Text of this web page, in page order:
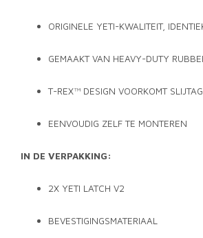
ORIGINELE YETI-KWALITEIT,
GEMAAKT VAN HEAVY-DUTY
T-REX™ DESIGN VOORKOMT
EENVOUDIG ZELF TE MONTEREN
IN DE VERPAKKING:
2X YETI LATCH V2
BEVESTIGINGSMATERIAAL